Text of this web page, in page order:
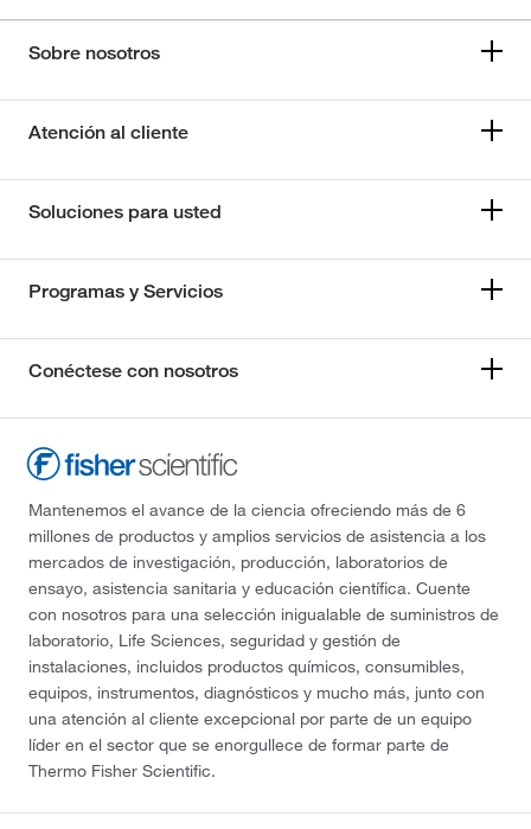
Sobre nosotros
Atención al cliente
Soluciones para usted
Programas y Servicios
Conéctese con nosotros
Mantenemos el avance de la ciencia ofreciendo más de 6
millones de productos y amplios servicios de asistencia a los
mercados de investigación, producción, laboratorios de
ensayo, asistencia sanitaria y educación científica. Cuente
con nosotros para una selección inigualable de suministros de
laboratorio, Life Sciences, seguridad y gestión de
instalaciones, incluidos productos químicos, consumibles,
equipos, instrumentos, diagnósticos y mucho más, junto con
una atención al cliente excepcional por parte de un equipo
líder en el sector que se enorgullece de formar parte de
Thermo Fisher Scientific.